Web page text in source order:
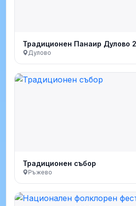
Традиционен Панаир Дулово
Дулово
Традиционен събор
Ръжево